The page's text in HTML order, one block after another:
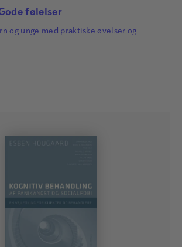
følelser
og unge med praktiske øvelser og